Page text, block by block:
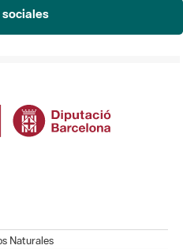
sociales
Naturales